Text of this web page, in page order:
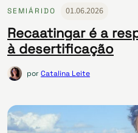
SEMIÁRIDO 01.06.2026
Recaatingar é a
à desertificação
porCatalina Leite